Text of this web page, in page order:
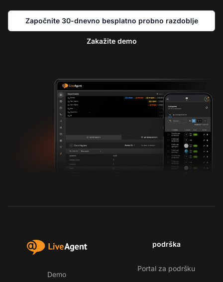
Započnite 30-dnevno besplatno probno razdoblje
Zakažite demo
Demo
podrška
Portal za podršku